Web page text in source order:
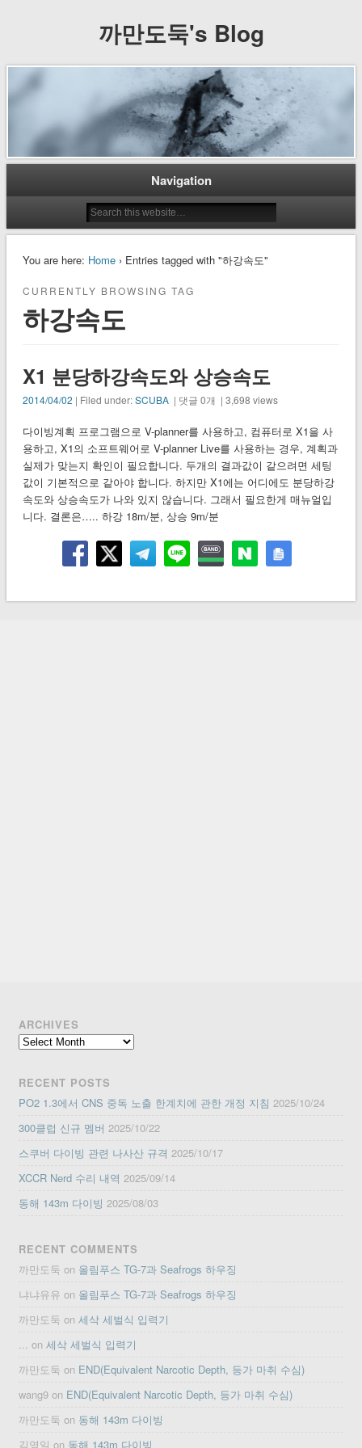
까만도둑's Blog
Navigation
You are here: Home› Entries tagged with "하강속도"
CURRENTLY BROWSING TAG
하강속도
X1 분당하강속도와 상승속도
2014/04/02 | Filed under:SCUBA| 댓글 0개 | 3,698 views
다이빙계획 프로그램으로 V-planner를 사용하고, 컴퓨터로 X1을 사
용하고, X1의 소프트웨어로 V-planner Live를 사용하는 경우, 계획과
실제가 맞는지 확인이 필요합니다. 두개의 결과값이 같으려면 세팅
값이 기본적으로 같아야 합니다. 하지만 X1에는 어디에도 분당하강
속도와 상승속도가 나와 있지 않습니다. 그래서 필요한게 매뉴얼입
니다. 결론은….. 하강 18m/분, 상승 9m/분
ARCHIVES
Archives
RECENT POSTS
PO2 1.3에서 CNS 중독 노출 한계치에 관한 개정 지침 2025/10/24
300클럽 신규 멤버 2025/10/22
스쿠버 다이빙 관련 나사산 규격 2025/10/17
XCCR Nerd 수리 내역 2025/09/14
동해 143m 다이빙 2025/08/03
RECENT COMMENTS
까만도둑 on 올림푸스 TG-7과 Seafrogs 하우징
냐냐유유 on 올림푸스 TG-7과 Seafrogs 하우징
까만도둑 on세삭 세벌식 입력기
... on세삭 세벌식 입력기
까만도둑 on END(Equivalent Narcotic Depth, 등가 마취 수심)
wang9 on END(Equivalent Narcotic Depth, 등가 마취 수심)
까만도둑 on 동해 143m 다이빙
김영일 on 동해 143m 다이빙